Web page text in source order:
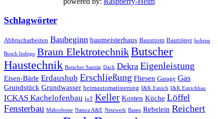
Schlagwörter
Abbrucharbeiten Baubeginn baumeisterhaus Baustrom Bauträger bohren
Bosch Indego Braun ElektrotechnikButscher
Haustechnik Butscher Sanitär Dach Dekra Eigenleistung
Eisen-Bärle Erdaushub Erschließung Fliesen Garage Gas
Grundstück Grundwasser heimautomatisierung I&K Estrich I&K Estrichbau
ICKAS Kachelofenbau IoT Keller Kosten Küche Löffel
Fensterbau Mähroboter Natura A&E Netzwerk Rasen Rebelein Reichert